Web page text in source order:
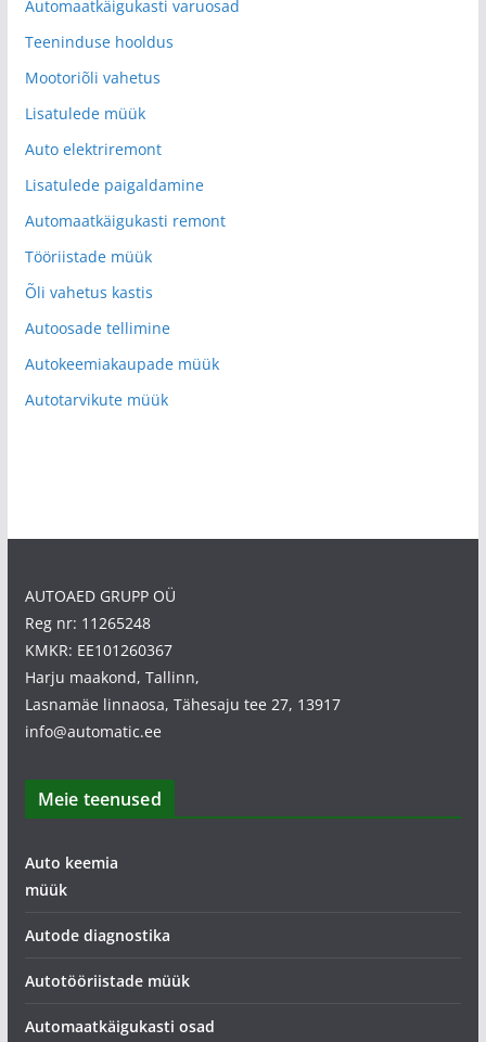
Automaatkäigukasti varuosad
Teeninduse hooldus
Mootoriõli vahetus
Lisatulede müük
Auto elektriremont
Lisatulede paigaldamine
Automaatkäigukasti remont
Tööriistade müük
Õli vahetus kastis
Autoosade tellimine
Autokeemiakaupade müük
Autotarvikute müük
AUTOAED GRUPP OÜ
Reg nr: 11265248
KMKR: EE101260367
Harju maakond, Tallinn,
Lasnamäe linnaosa, Tähesaju tee 27, 13917
info@automatic.ee
Meie teenused
Auto keemia
müük
Autode diagnostika
Autotööriistade müük
Automaatkäigukasti osad